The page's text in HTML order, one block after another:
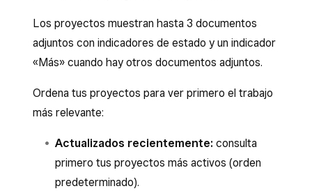
También puedes hacer clic en los tres
para editar el proyecto,
marcarlo como completado o eliminarlo.
Una vez que selecciones Confirmar
proyecto.
Los proyectos muestran hasta 3 documentos
adjuntos con indicadores de estado y un indicador
«Más» cuando hay otros documentos adjuntos.
Ordena tus proyectos para ver primero el trabajo
más relevante:
Actualizados recientemente: consulta
primero tus proyectos más activos (orden
predeterminado).